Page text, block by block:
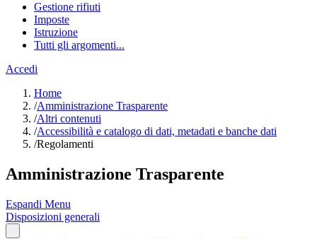
Gestione rifiuti
Imposte
Istruzione
Tutti gli argomenti...
Accedi
Home
/Amministrazione Trasparente
/Altri contenuti
/Accessibilità e catalogo di dati, metadati e banche dati
/Regolamenti
Amministrazione Trasparente
Espandi Menu
Disposizioni generali